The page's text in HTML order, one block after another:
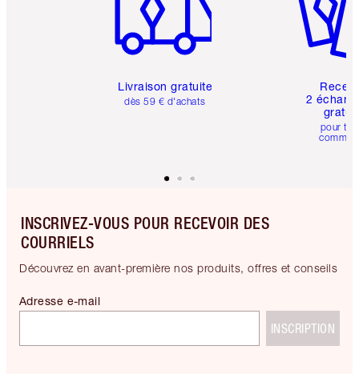
Livraison gratuite
dès 59 € d'achats
2
pour
INSCRIVEZ-VOUS POUR RECEVOIR DES
COURRIELS
Découvrez en avant-première nos produits, offres et conseils
Adresse e-mail
INSCRIPTION